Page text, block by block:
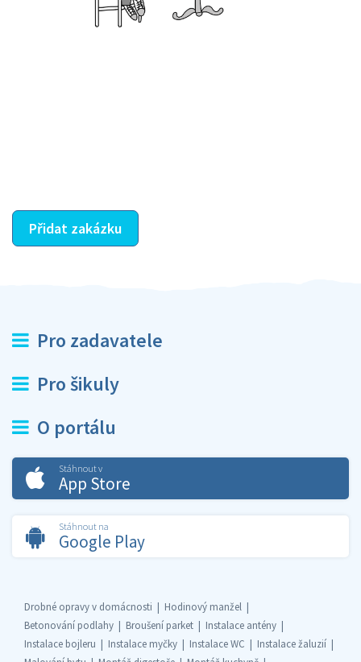
Přidat zakázku
Pro zadavatele
Pro šikuly
O portálu
Stáhnout v
App Store
Stáhnout na
Google Play
Drobné opravy v domácnosti
Hodinový manžel
Betonování podlahy
Broušení parket
Instalace antény
Instalace bojleru
Instalace myčky Instalace WC
Instalace žaluzií